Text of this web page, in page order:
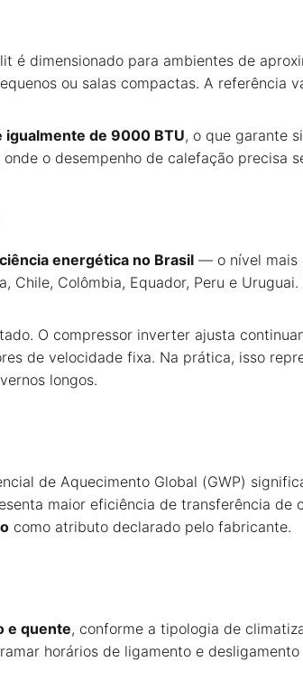
é dimensionado para ambientes de
ou salas compactas. A referência
igualmente de 9000 BTU, o que garante
o desempenho de calefação precisa
energética no Brasil — o nível mais
Chile, Colômbia, Equador, Peru e
O compressor inverter ajusta
de velocidade fixa. Na prática, isso
longos.
de Aquecimento Global (GWP)
maior eficiência de transferência de
como atributo declarado pelo fabricante.
e quente, conforme a tipologia de
horários de ligamento e